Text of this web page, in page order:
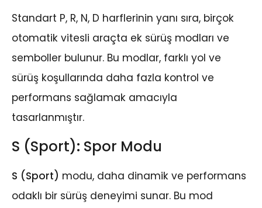
Standart P, R, N, D harflerinin yanı sıra, birçok
otomatik vitesli araçta ek sürüş modları ve
semboller bulunur. Bu modlar, farklı yol ve
sürüş koşullarında daha fazla kontrol ve
performans sağlamak amacıyla
tasarlanmıştır.
S (Sport): Spor Modu
S (Sport) modu, daha dinamik ve performans
odaklı bir sürüş deneyimi sunar. Bu mod